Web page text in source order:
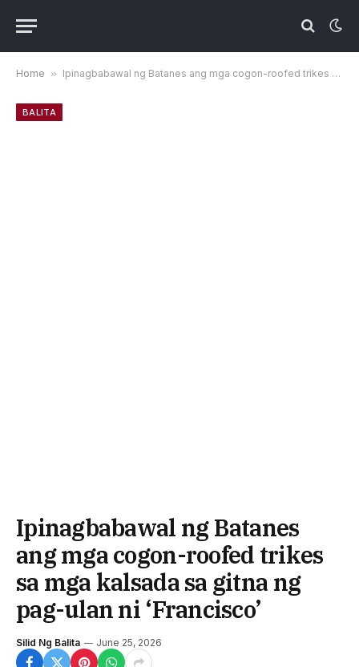
Home » Ipinagbabawal ng Batanes ang mga cogon-roofed trikes sa mga kalsada sa gitna ng pag-ulan ni ‘Francisco’
BALITA
Ipinagbabawal ng Batanes
ang mga cogon-roofed trikes
sa mga kalsada sa gitna ng
pag-ulan ni ‘Francisco’
Silid Ng Balita June 25, 2026